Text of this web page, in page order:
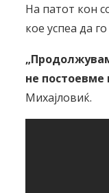
На патот кон
кое успеа да
не
Михајловиќ.